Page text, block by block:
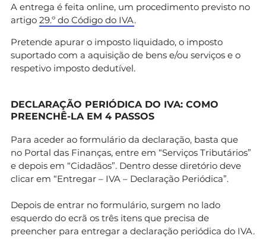
A entrega é feita online, um procedimento previsto no
artigo 29.º do Código do IVA.
Pretende apurar o imposto liquidado, o imposto
suportado com a aquisição de bens e/ou serviços e o
respetivo imposto dedutível.
DECLARAÇÃO PERIÓDICA DO IVA: COMO
PREENCHÊ-LA EM 4 PASSOS
Para aceder ao formulário da declaração, basta que
no Portal das Finanças, entre em “Serviços Tributários”
e depois em “Cidadãos”. Dentro desse diretório deve
clicar em “Entregar – IVA – Declaração Periódica”.
Depois de entrar no formulário, surgem no lado
esquerdo do ecrã os três itens que precisa de
preencher para entregar a declaração periódica do IVA.